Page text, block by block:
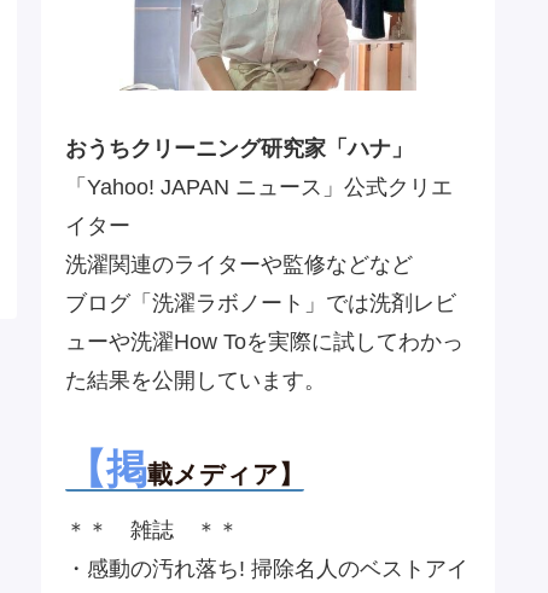
おうちクリーニング研究家「ハナ」
「Yahoo! JAPAN ニュース」公式クリエ
イター
洗濯関連のライターや監修などなど
ブログ「洗濯ラボノート」では洗剤レビ
ューや洗濯How Toを実際に試してわかっ
た結果を公開しています。
【掲載メディア】
＊＊ 雑誌 ＊＊
・感動の汚れ落ち! 掃除名人のベストアイ